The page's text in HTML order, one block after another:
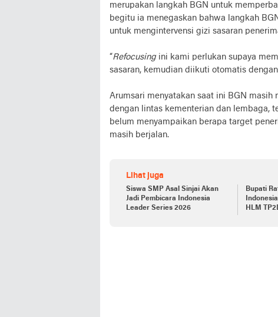
merupakan langkah BGN untuk
begitu ia menegaskan bahwa langkah
untuk mengintervensi gizi sasaran
“Refocusingini kami perlukan supaya
sasaran, kemudian diikuti otomatis
Arumsari menyatakan saat ini BGN
dengan lintas kementerian dan lembaga,
belum menyampaikan berapa target
masih berjalan.
Lihat juga
Siswa SMP Asal Sinjai Akan
Jadi Pembicara Indonesia
Leader Series 2026
Bupati
HLM